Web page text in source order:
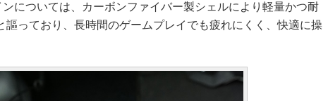
については、カーボンファイバー製シェルにより軽量かつ耐
謳っており、長時間のゲームプレイでも疲れにくく、快適に操